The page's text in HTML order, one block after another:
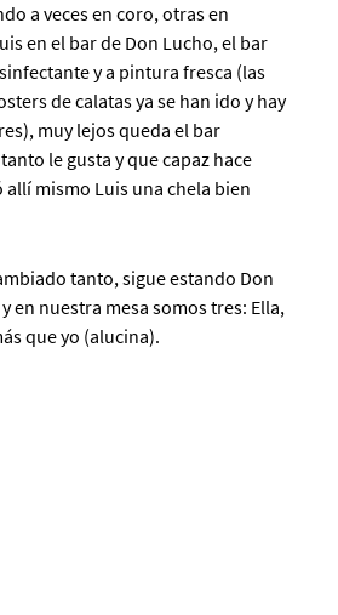
a veces en coro, otras en
en el bar de Don Lucho, el bar
y a pintura fresca (las
de calatas ya se han ido y hay
muy lejos queda el bar
le gusta y que capaz hace
mismo Luis una chela bien
tanto, sigue estando Don
en nuestra mesa somos tres: Ella,
que yo (alucina).